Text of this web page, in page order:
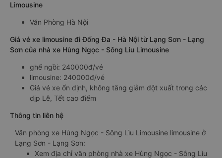
Limousine
Văn Phòng Hà Nội
Giá vé xe limousine đi Đống Đa - Hà Nội từ Lạng Sơn - Lạng
Sơn của nhà xe Hùng Ngọc - Sông Lìu Limousine
ghế ngồi: 240000đ/vé
limousine: 240000đ/vé
Giá vé xe ổn định, không tăng giảm đột xuất trong các
dịp Lễ, Tết cao điểm
Thông tin liên hệ
Văn phòng xe Hùng Ngọc - Sông Lìu Limousine limousine ở
Lạng Sơn - Lạng Sơn:
Xem địa chỉ văn phòng nhà xe Hùng Ngọc - Sông Lìu